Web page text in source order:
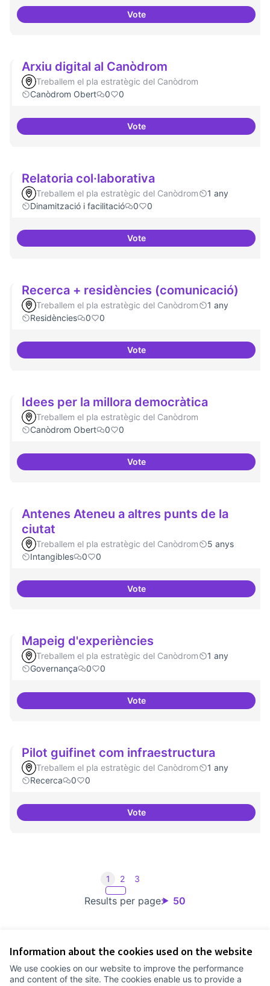
Information about the cookies used on the website
We use cookies on our website to improve the performance
and content of the site. The cookies enable us to provide a
VoteMobile Social Congress
Arxiu digital al Canòdrom
Treballem el pla estratègic del Canòdrom
Canòdrom Obert
0 0
VoteArxiu digital al Canòdrom
Relatoria col·laborativa
Treballem el pla estratègic del Canòdrom
1 any
Dinamització i facilitació
0 0
VoteRelatoria col·laborativa
Recerca + residències (comunicació)
Treballem el pla estratègic del Canòdrom
1 any
Residències
0 0
VoteRecerca + residències
Idees per la millora democràtica
Treballem el pla estratègic del Canòdrom
Canòdrom Obert
0 0
VoteIdees per la millora democràtica
Antenes Ateneu a altres punts de la
ciutat
Treballem el pla estratègic del Canòdrom
5 anys
Intangibles
0 0
VoteAntenes Ateneu a altres punts
Mapeig d'experiències
Treballem el pla estratègic del Canòdrom
1 any
Governança
0 0
VoteMapeig d'experiències
Pilot guifinet com infraestructura
Treballem el pla estratègic del Canòdrom
1 any
Recerca
0 0
VotePilot guifinet com
Results per page: 50
1 2 3
Cookie settings
Comunitat Canòdrom at Facebook
(External link)
Comunitat Canòdrom at Instagram
(External link)
Comunitat Canòdrom at YouTube
(External link)